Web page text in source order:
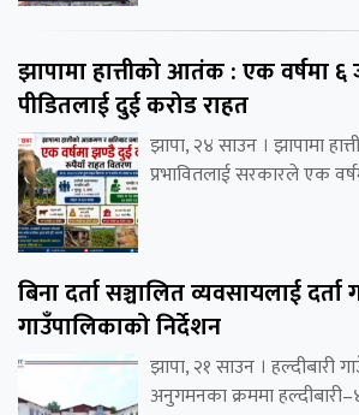
झापामा हात्तीको आतंक : एक वर्षमा
पीडितलाई दुई करोड राहत
झापा, २४ साउन । झापामा
प्रभावितलाई सरकारले एक
बिना दर्ता सञ्चालित व्यवसायलाई दर्ता
गाउँपालिकाको निर्देशन
झापा, २१ साउन । हल्दीबारी
अनुगमनका क्रममा